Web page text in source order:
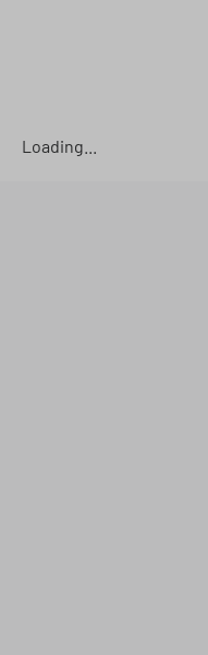
Loading...